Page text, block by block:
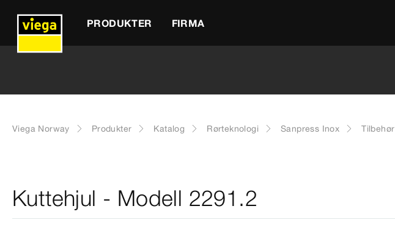
PRODUKTER FIRMA
Viega Norway Produkter Katalog Rørteknologi Sanpress Inox Tilbehør
Kuttehjul - Modell 2291.2